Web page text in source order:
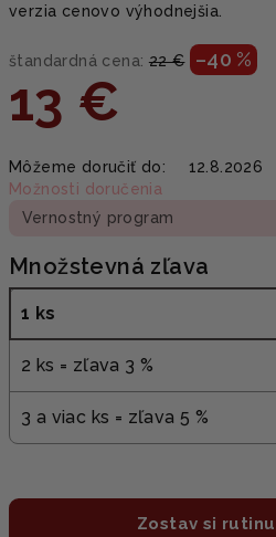
verzia cenovo výhodnejšia.
štandardná cena: 22 € –40 %
13 €
cena:
Môžeme doručiť do:
12.8.2026
Možnosti doručenia
Vernostný program
Množstevná zľava
1 ks
2 ks = zľava 3 %
3 a viac ks = zľava 5 %
Zostav si